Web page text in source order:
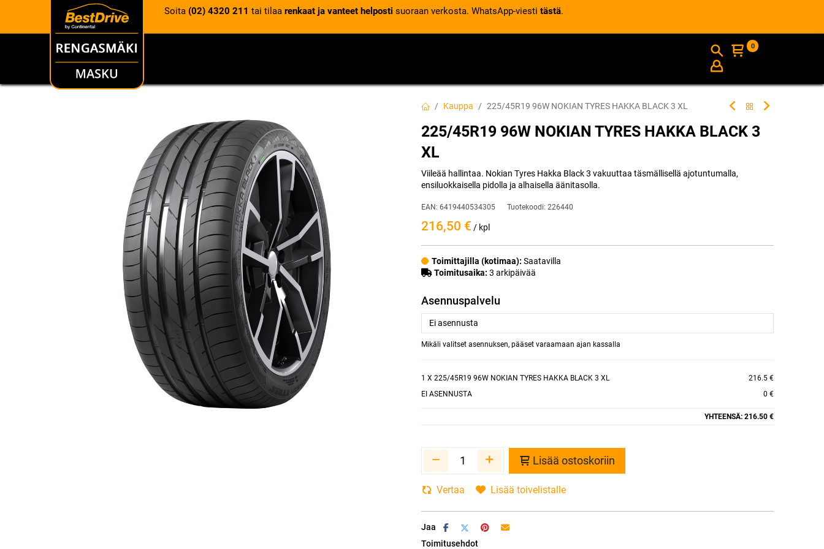
Soita (02) 4320 211 tai tilaa renkaat ja vanteet helposti suoraan verkosta. WhatsApp-viesti tästä.
RENKAAT INFO
0
Kauppa 225/45R19 96W NOKIAN TYRES HAKKA BLACK 3 XL
225/45R19 96W NOKIAN TYRES HAKKA BLACK 3
XL
Viileää hallintaa. Nokian Tyres Hakka Black 3 vakuuttaa täsmällisellä ajotuntumalla,
ensiluokkaisella pidolla ja alhaisella äänitasolla.
EAN: 6419440534305 Tuotekoodi: 226440
216,50 € / kpl
Toimittajilla (kotimaa): Saatavilla
Toimitusaika: 3 arkipäivää
Asennuspalvelu
Mikäli valitset asennuksen, pääset varaamaan ajan kassalla
1 X 225/45R19 96W NOKIAN TYRES HAKKA BLACK 3 XL
216.5 €
EI ASENNUSTA
0 €
YHTEENSÄ: 216.50 €
Lisää ostoskoriin
Vertaa Lisää toivelistalle
Jaa
Toimitusehdot